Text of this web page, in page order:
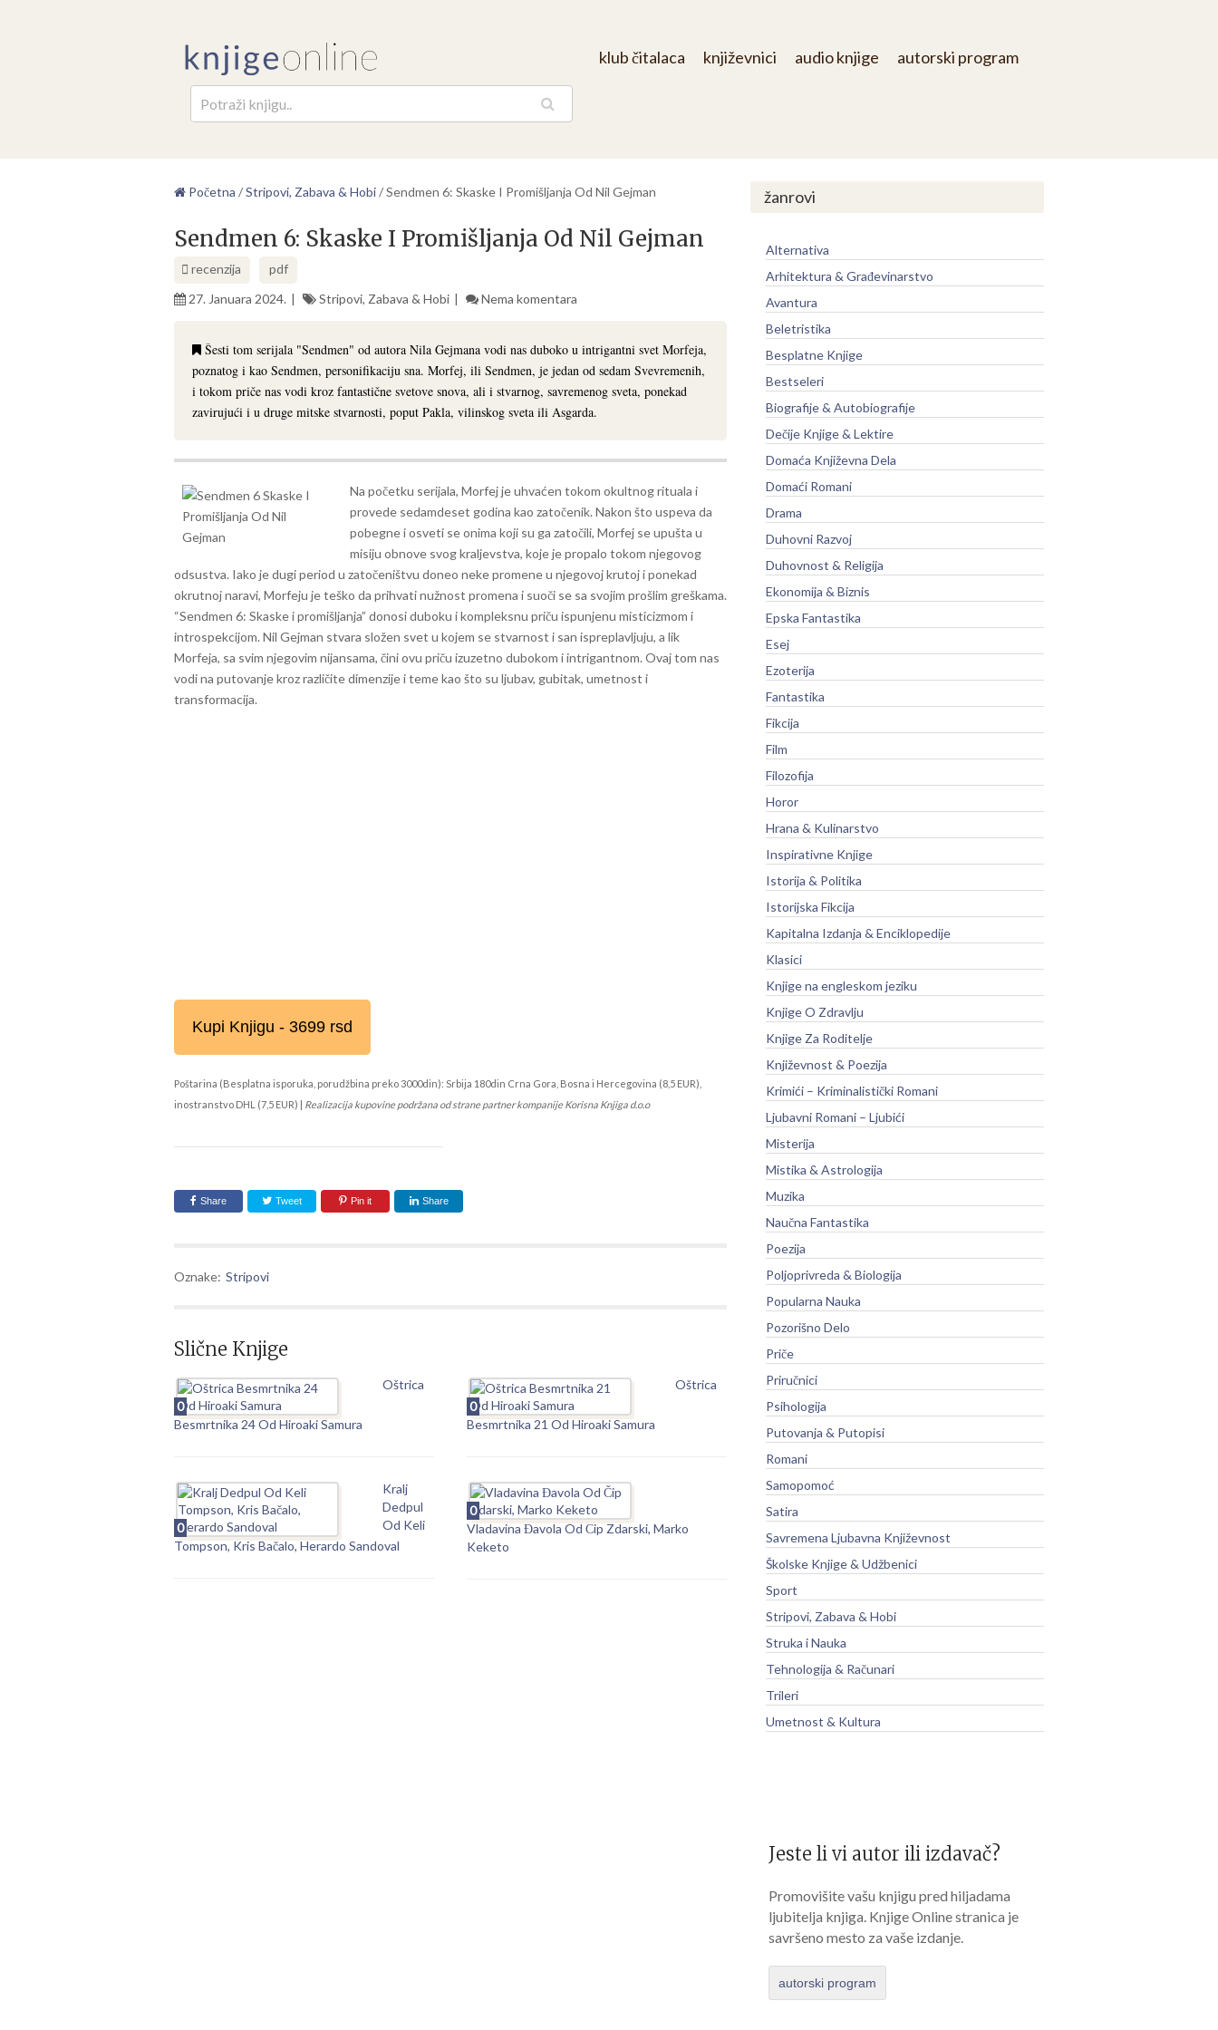
klub čitalaca književnici audio knjige autorski program
Početna /Stripovi, Zabava & Hobi/Sendmen 6: Skaske I Promišljanja Od Nil Gejman
Sendmen 6: Skaske I Promišljanja Od Nil Gejman
recenzija
pdf
27. Januara 2024.
Stripovi, Zabava & Hobi Nema komentara
Šesti tom serijala "Sendmen" od autora Nila Gejmana vodi nas duboko u intrigantni svet Morfeja,
poznatog i kao Sendmen, personifikaciju sna. Morfej, ili Sendmen, je jedan od sedam Svevremenih,
i tokom priče nas vodi kroz fantastične svetove snova, ali i stvarnog, savremenog sveta, ponekad
zavirujući i u druge mitske stvarnosti, poput Pakla, vilinskog sveta ili Asgarda.
Na početku serijala, Morfej je uhvaćen tokom okultnog rituala i
provede sedamdeset godina kao zatočenik. Nakon što uspeva da
pobegne i osveti se onima koji su ga zatočili, Morfej se upušta u
misiju obnove svog kraljevstva, koje je propalo tokom njegovog
odsustva. Iako je dugi period u zatočeništvu doneo neke promene u njegovoj krutoj i ponekad
okrutnoj naravi, Morfeju je teško da prihvati nužnost promena i suoči se sa svojim prošlim greškama.
“Sendmen 6: Skaske i promišljanja” donosi duboku i kompleksnu priču ispunjenu misticizmom i
introspekcijom. Nil Gejman stvara složen svet u kojem se stvarnost i san ispreplavljuju, a lik
Morfeja, sa svim njegovim nijansama, čini ovu priču izuzetno dubokom i intrigantnom. Ovaj tom nas
vodi na putovanje kroz različite dimenzije i teme kao što su ljubav, gubitak, umetnost i
transformacija.
Kupi Knjigu - 3699 rsd
Poštarina (Besplatna isporuka, porudžbina preko 3000din): Srbija 180din Crna Gora, Bosna i Hercegovina (8,5 EUR),
inostranstvo DHL (7,5 EUR) | Realizacija kupovine podržana od strane partner kompanije Korisna Knjiga d.o.o
Share Tweet Pin it Share
Oznake: Stripovi
Slične Knjige
0
Oštrica
Besmrtnika 24 Od Hiroaki Samura
0
Oštrica
Besmrtnika 21 Od Hiroaki Samura
0
Kralj
Dedpul
Od Keli
Tompson, Kris Bačalo, Herardo Sandoval
0
Vladavina Đavola Od Čip Zdarski, Marko
Keketo
žanrovi
Alternativa
Arhitektura & Građevinarstvo
Avantura
Beletristika
Besplatne Knjige
Bestseleri
Biografije & Autobiografije
Dečije Knjige & Lektire
Domaća Književna Dela
Domaći Romani
Drama
Duhovni Razvoj
Duhovnost & Religija
Ekonomija & Biznis
Epska Fantastika
Esej
Ezoterija
Fantastika
Fikcija
Film
Filozofija
Horor
Hrana & Kulinarstvo
Inspirativne Knjige
Istorija & Politika
Istorijska Fikcija
Kapitalna Izdanja & Enciklopedije
Klasici
Knjige na engleskom jeziku
Knjige O Zdravlju
Knjige Za Roditelje
Književnost & Poezija
Krimići – Kriminalistički Romani
Ljubavni Romani – Ljubići
Misterija
Mistika & Astrologija
Muzika
Naučna Fantastika
Poezija
Poljoprivreda & Biologija
Popularna Nauka
Pozorišno Delo
Priče
Priručnici
Psihologija
Putovanja & Putopisi
Romani
Samopomoć
Satira
Savremena Ljubavna Književnost
Školske Knjige & Udžbenici
Sport
Stripovi, Zabava & Hobi
Struka i Nauka
Tehnologija & Računari
Trileri
Umetnost & Kultura
Jeste li vi autor ili izdavač?
Promovišite vašu knjigu pred hiljadama
ljubitelja knjiga. Knjige Online stranica je
savršeno mesto za vaše izdanje.
autorski program